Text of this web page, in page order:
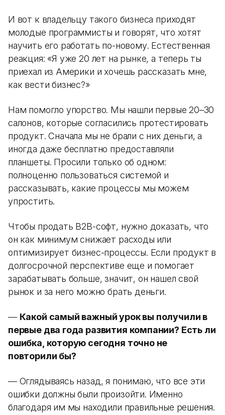
И вот к владельцу такого бизнеса приходят
молодые программисты и говорят, что хотят
научить его работать по-новому. Естественная
реакция: «Я уже 20 лет на рынке, а теперь ты
приехал из Америки и хочешь рассказать мне,
как вести бизнес?»
Нам помогло упорство. Мы нашли первые 20–30
салонов, которые согласились протестировать
продукт. Сначала мы не брали с них деньги, а
иногда даже бесплатно предоставляли
планшеты. Просили только об одном:
полноценно пользоваться системой и
рассказывать, какие процессы мы можем
упростить.
Чтобы продать B2B-софт, нужно доказать, что
он как минимум снижает расходы или
оптимизирует бизнес-процессы. Если продукт в
долгосрочной перспективе еще и помогает
зарабатывать больше, значит, он нашел свой
рынок и за него можно брать деньги.
— Какой самый важный урок вы получили в
первые два года развития компании? Есть ли
ошибка, которую сегодня точно не
повторили бы?
— Оглядываясь назад, я понимаю, что все эти
ошибки должны были произойти. Именно
благодаря им мы находили правильные решения.